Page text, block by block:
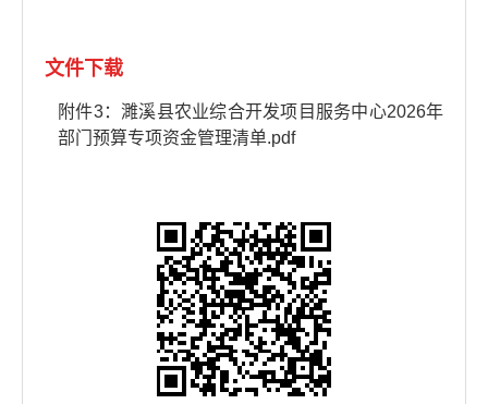
文件下载
附件3：濉溪县农业综合开发项目服务中心2026年
部门预算专项资金管理清单.pdf